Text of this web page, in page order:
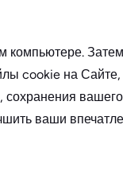
Затем
cookie на Сайте,
сохранения
ваши